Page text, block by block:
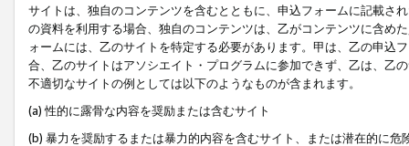
サイトは、独自のコンテンツを含むとともに、申込フォームに記載さ
の資料を利用する場合、独自のコンテンツは、乙がコンテンツに含め
ォームには、乙のサイトを特定する必要があります。甲は、乙の申込
合、乙のサイトはアソシエイト・プログラムに参加できず、乙は、乙
不適切なサイトの例としては以下のようなものが含まれます。
(a) 性的に露骨な内容を奨励または含むサイト
(b) 暴力を奨励するまたは暴力的内容を含むサイト、または潜在的に